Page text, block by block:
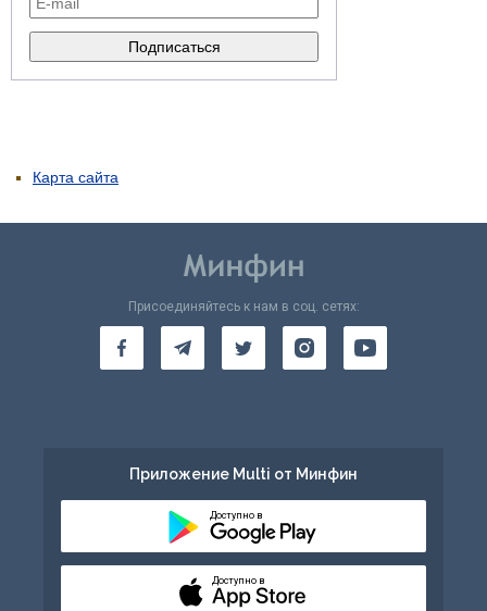
Карта сайта
Присоединяйтесь к нам в соц. сетях:
Приложение Multi от Минфин
Доступно в
Доступно в